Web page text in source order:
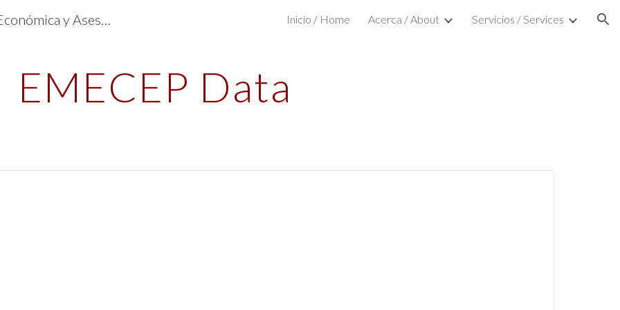
to main content Skip to navigation
EMECEP Consultoría Económica y Asesoría Financiera | 988-558-849 | Perú | Asesoría Económica | Financiera | Empresarial | Estudios | Pericias Inicio / Home Acerca / About Servicios / Services
EMECEP Data